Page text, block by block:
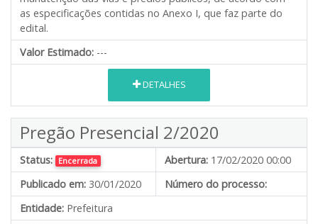
as especificações contidas no Anexo I, que faz parte do
edital.
Valor Estimado: ---
DETALHES
Pregão Presencial 2/2020
Status: Encerrada Abertura: 17/02/2020 00:00
Publicado em: 30/01/2020
Número do processo:
Entidade: Prefeitura